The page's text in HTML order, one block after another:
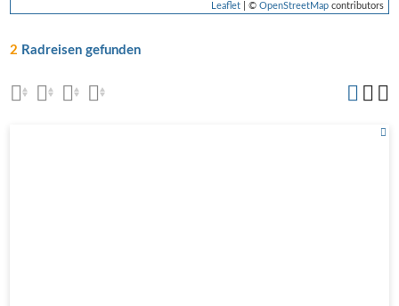
Leaflet| © OpenStreetMapcontributors
2 Radreisen gefunden